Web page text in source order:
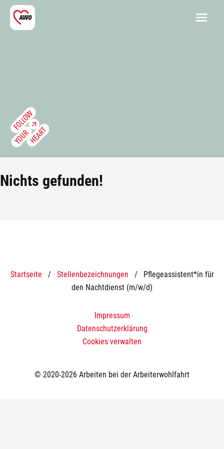
Nichts gefunden!
Startseite / Stellenbezeichnungen / Pflegeassistent*in für
den Nachtdienst (m/w/d)
Impressum
Datenschutzerklärung
Cookies verwalten
© 2020-2026 Arbeiten bei der Arbeiterwohlfahrt